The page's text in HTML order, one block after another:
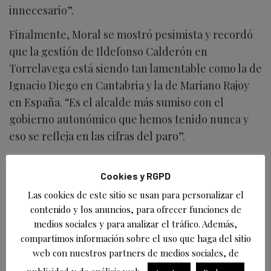
innecesario”.
Finalmente, Moral se mostró pesimista y recordó
que la gestión de Ildefonso Calderón en
Torrelavega está siendo tan lamentable como la de
Ignacio Diego en Cantabria y la de Mariano Rajoy
en España. “Es el alcalde más sumiso con el
gobierno autonómico que hemos tenido nunca y
eso se refleja en las cifras del paro”.
Últimas entradas
David Laguillo
Periodistaen EsTorrelavega
David Laguillo (Torrelavega, 1975) es un
periodista, escritor y fotógrafo español. Desde
hace años ha publicado en medios de comunicación de ámbito
Cookies y RGPD
Las cookies de este sitio se usan para personalizar el
contenido y los anuncios, para ofrecer funciones de
medios sociales y para analizar el tráfico. Además,
compartimos información sobre el uso que haga del sitio
web con nuestros partners de medios sociales, de